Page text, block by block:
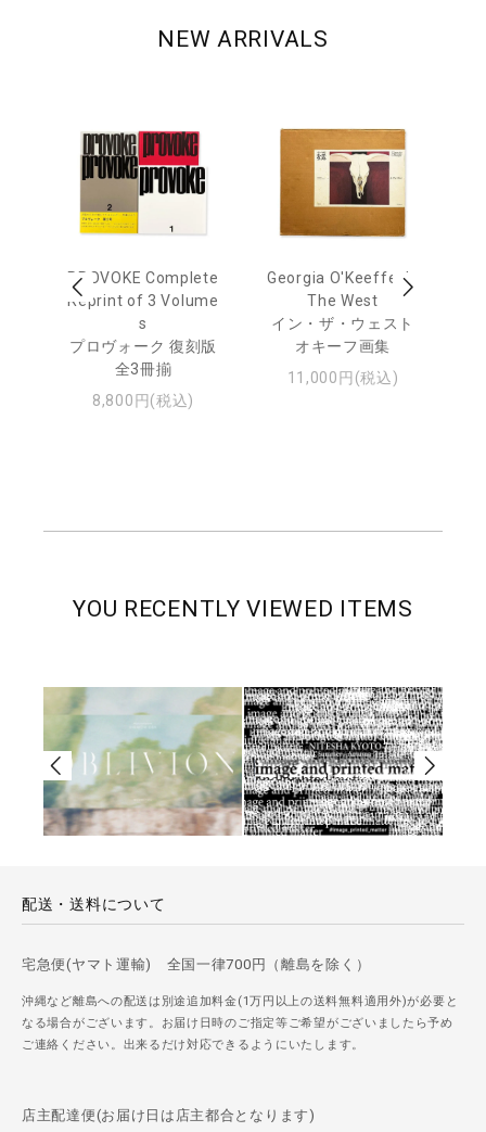
NEW ARRIVALS
PROVOKE Complete
Reprint of 3 Volume
s
プロヴォーク 復刻版
全3冊揃
8,800円(税込)
Georgia O'Keeffe: In
The West
イン・ザ・ウェスト
オキーフ画集
11,000円(税込)
YOU RECENTLY VIEWED ITEMS
配送・送料について
宅急便(ヤマト運輸) 全国一律700円（離島を除く）
沖縄など離島への配送は別途追加料金(1万円以上の送料無料適用外)が必要と
なる場合がございます。お届け日時のご指定等ご希望がございましたら予め
ご連絡ください。出来るだけ対応できるようにいたします。
店主配達便(お届け日は店主都合となります)